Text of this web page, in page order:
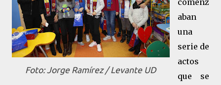
Foto: Jorge Ramírez / Levante UD
comenz
aban
una
serie de
actos
que se